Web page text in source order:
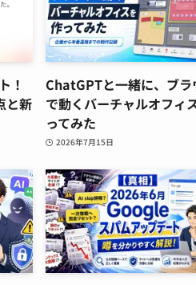
！
と新
ChatGPTと一緒に、ブラ
で動くバーチャルオフィ
ってみた
2026年7月15日